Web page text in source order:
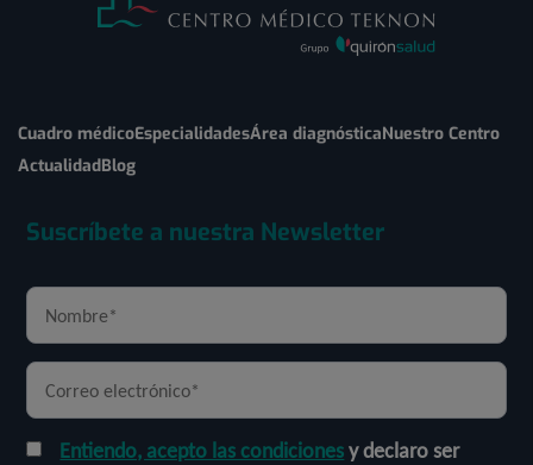
Cuadro médicoEspecialidadesÁrea diagnósticaNuestro Centro
ActualidadBlog
Suscríbete a nuestra Newsletter
Entiendo, acepto las condicionesy declaro ser